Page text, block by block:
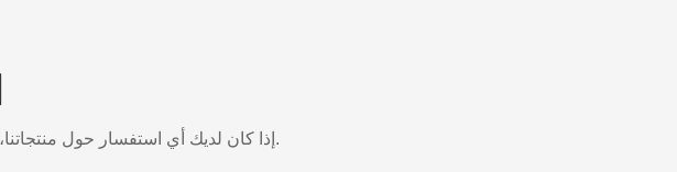
إذا كان لديك أي استفسار حول منتجاتنا، لا تتردد في الاتصال بنا. سنرد عليك في أقرب وقت ممكن.